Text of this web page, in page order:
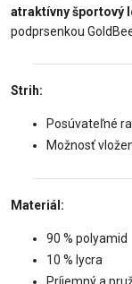
atraktívny športový
podprsenkou
Strih:
Posúvateľné
Možnosť
Materiál:
90 % polyamid
10 % lycra
Príjemný a